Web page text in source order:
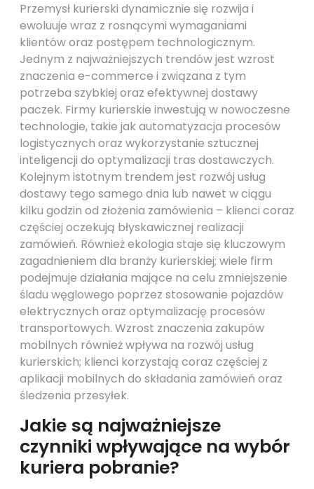
Przemysł kurierski dynamicznie się rozwija i
ewoluuje wraz z rosnącymi wymaganiami
klientów oraz postępem technologicznym.
Jednym z najważniejszych trendów jest wzrost
znaczenia e-commerce i związana z tym
potrzeba szybkiej oraz efektywnej dostawy
paczek. Firmy kurierskie inwestują w nowoczesne
technologie, takie jak automatyzacja procesów
logistycznych oraz wykorzystanie sztucznej
inteligencji do optymalizacji tras dostawczych.
Kolejnym istotnym trendem jest rozwój usług
dostawy tego samego dnia lub nawet w ciągu
kilku godzin od złożenia zamówienia – klienci coraz
częściej oczekują błyskawicznej realizacji
zamówień. Również ekologia staje się kluczowym
zagadnieniem dla branży kurierskiej; wiele firm
podejmuje działania mające na celu zmniejszenie
śladu węglowego poprzez stosowanie pojazdów
elektrycznych oraz optymalizację procesów
transportowych. Wzrost znaczenia zakupów
mobilnych również wpływa na rozwój usług
kurierskich; klienci korzystają coraz częściej z
aplikacji mobilnych do składania zamówień oraz
śledzenia przesyłek.
Jakie są najważniejsze
czynniki wpływające na wybór
kuriera pobranie?